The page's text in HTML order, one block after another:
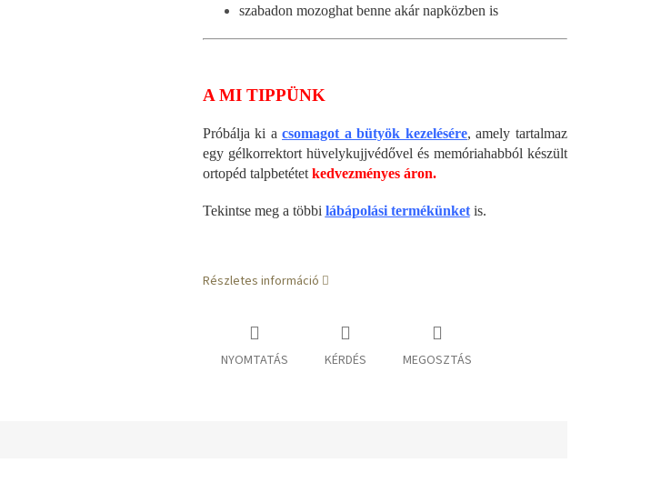
szabadon mozoghat benne akár napközben is
A MI TIPPÜNK
Próbálja ki acsomagot a bütyök kezelésére, amely tartalmaz
egy gélkorrektort hüvelykujjvédővel és memóriahabból készült
ortopéd talpbetétetkedvezményes áron.
Tekintse meg a többi lábápolási termékünketis.
Részletes információ
NYOMTATÁS KÉRDÉS MEGOSZTÁS